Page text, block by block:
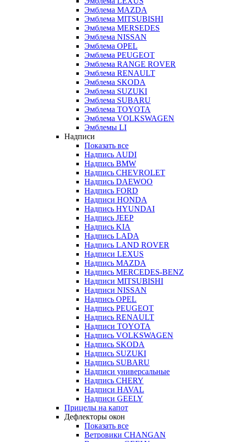
Эмблема MAZDA
Эмблема MITSUBISHI
Эмблема MERSEDES
Эмблема NISSAN
Эмблема OPEL
Эмблема PEUGEOT
Эмблема RANGE ROVER
Эмблема RENAULT
Эмблема SKODA
Эмблема SUZUKI
Эмблема SUBARU
Эмблема TOYOTA
Эмблема VOLKSWAGEN
Эмблемы LI
Надписи
Показать все
Надпись AUDI
Надпись BMW
Надпись CHEVROLET
Надпись DAEWOO
Надпись FORD
Надписи HONDA
Надпись HYUNDAI
Надпись JEEP
Надпись KIA
Надпись LADA
Надпись LAND ROVER
Надписи LEXUS
Надпись MAZDA
Надпись MERCEDES-BENZ
Надписи MITSUBISHI
Надписи NISSAN
Надпись OPEL
Надпись PEUGEOT
Надпись RENAULT
Надписи TOYOTA
Надпись VOLKSWAGEN
Надпись SKODA
Надпись SUZUKI
Надпись SUBARU
Надписи универсальные
Надпись CHERY
Надписи HAVAL
Надписи GEELY
Прицелы на капот
Дефлекторы окон
Показать все
Ветровики CHANGAN